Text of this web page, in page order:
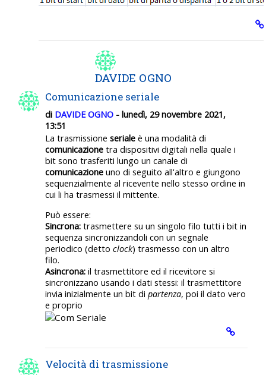
DAVIDE OGNO
Comunicazione seriale
di DAVIDE OGNO - lunedì, 29 novembre 2021,
13:51
La trasmissione seriale è una modalità di
comunicazione tra dispositivi digitali nella quale i
bit sono trasferiti lungo un canale di
comunicazione uno di seguito all'altro e giungono
sequenzialmente al ricevente nello stesso ordine in
cui li ha trasmessi il mittente.
Può essere:
Sincrona: trasmettere su un singolo filo tutti i bit in
sequenza sincronizzandoli con un segnale
periodico (detto clock) trasmesso con un altro
filo.
Asincrona: il trasmettitore ed il ricevitore si
sincronizzano usando i dati stessi: il trasmettitore
invia inizialmente un bit di partenza, poi il dato vero
e proprio
Velocità di trasmissione